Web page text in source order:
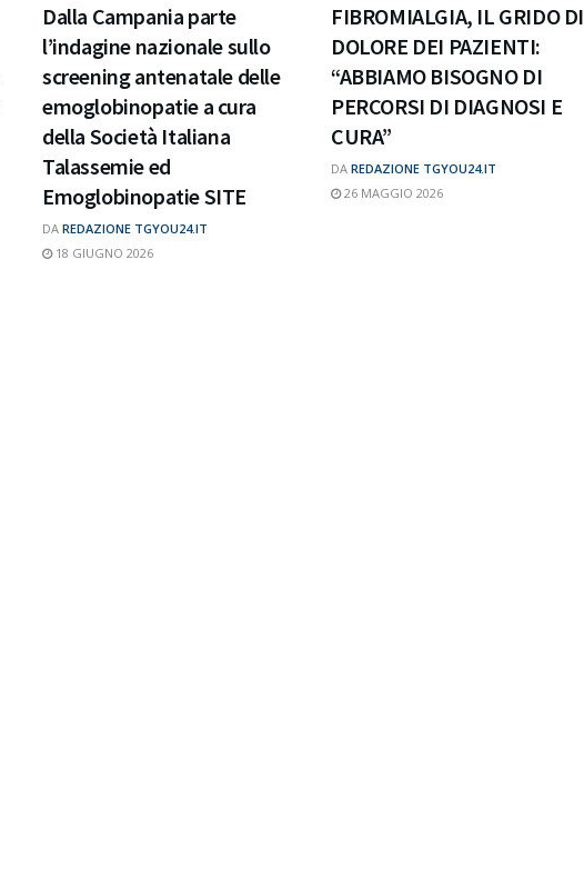
Dalla Campania parte
l’indagine nazionale sullo
screening antenatale delle
emoglobinopatie a cura
della Società Italiana
Talassemie ed
Emoglobinopatie SITE
DA REDAZIONE TGYOU24.IT
18 GIUGNO 2026
FIBROMIALGIA, IL GRIDO DI
DOLORE DEI PAZIENTI:
“ABBIAMO BISOGNO DI
PERCORSI DI DIAGNOSI E
CURA”
DA REDAZIONE TGYOU24.IT
26 MAGGIO 2026